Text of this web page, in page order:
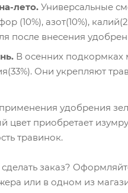
лето. Универсальные
(10%), азот(10%),
после внесения
В осенних подкормках
Они укрепляют
удобрения
цвет приобретает
травинок.
сделать заказ?
или в одном из